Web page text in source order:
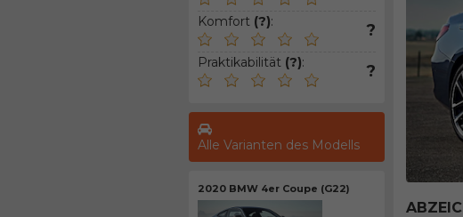
Komfort (?): ?
Praktikabilität (?): ?
Alle Varianten des Modells
2020 BMW 4er Coupe (G22)